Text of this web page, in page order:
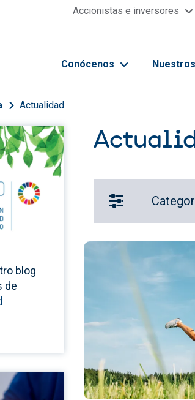
Accionistas e inversores
Conócenos
enlaces de
Actualidad
blog
de